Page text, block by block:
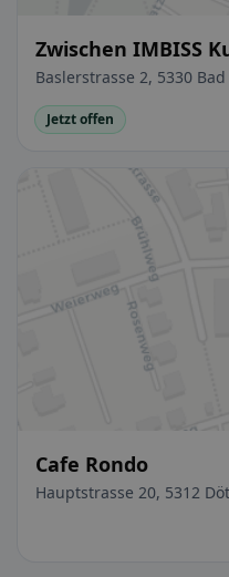
Zwischen IMBISS
Zurzach
Baslerstrasse 2, 5330
Jetzt offen
Cafe Rondo
Hauptstrasse 20, 5312